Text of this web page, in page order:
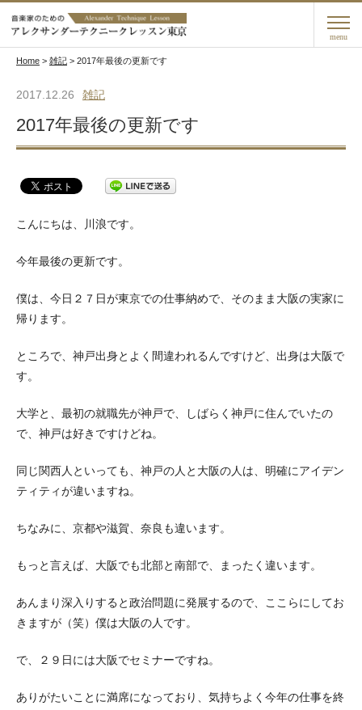
menu
Home > 雑記 > 2017年最後の更新です
2017.12.26 雑記
2017年最後の更新です
こんにちは、川浪です。
今年最後の更新です。
僕は、今日２７日が東京での仕事納めで、そのまま大阪の実家に
帰ります。
ところで、神戸出身とよく間違われるんですけど、出身は大阪で
す。
大学と、最初の就職先が神戸で、しばらく神戸に住んでいたの
で、神戸は好きですけどね。
同じ関西人といっても、神戸の人と大阪の人は、明確にアイデン
ティティが違いますね。
ちなみに、京都や滋賀、奈良も違います。
もっと言えば、大阪でも北部と南部で、まったく違います。
あんまり深入りすると政治問題に発展するので、ここらにしてお
きますが（笑）僕は大阪の人です。
で、２９日には大阪でセミナーですね。
ありがたいことに満席になっており、気持ちよく今年の仕事を終